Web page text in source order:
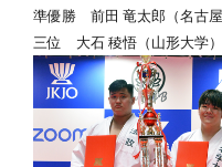
準優勝 前田 竜太郎（名古屋
三位 大石 稜悟（山形大学）